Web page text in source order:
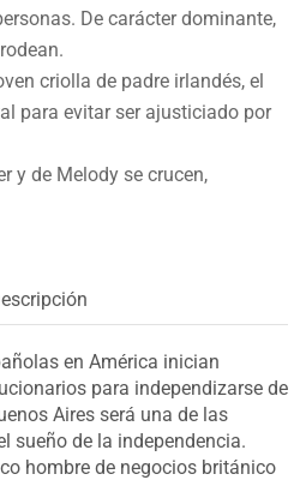
De carácter dominante,
criolla de padre irlandés, el
para evitar ser ajusticiado por
y de Melody se crucen,
en América inician
para independizarse de
Aires será una de las
sueño de la independencia.
hombre de negocios británico